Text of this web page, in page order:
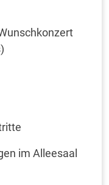
im Alleesaal